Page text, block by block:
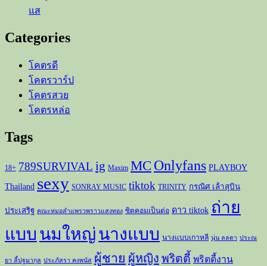
แส
Categories
โคตรดี
โคตรวาร์ป
โคตรสวย
โคตรหล่อ
Tags
18+ 789SURVIVAL ig Maxim MC Onlyfans PLAYBOY
Thailand sexy SONRAY MUSIC tiktok TRINITY กรณิศ เล้าสุบิน
ประเสริฐ คณะหมอลำแพรวพราวแสงทอง ซิตคอมเป็นต่อ ดาว tiktok ถ่าย
แบบ นมใหญ่นางแบบ นางแบบเกาหลี นุ่น ลลดา ประณ
ยา ลี้ปฐมากุล ประภัสรา คงพนัส ผู้ชาย ผู้หญิง พริตตี้ พริตตี้งาน